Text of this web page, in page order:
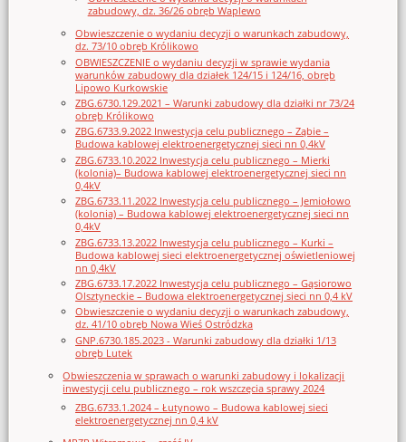
zabudowy, dz. 36/26 obręb Waplewo
Obwieszczenie o wydaniu decyzji o warunkach zabudowy,
dz. 73/10 obręb Królikowo
OBWIESZCZENIE o wydaniu decyzji w sprawie wydania
warunków zabudowy dla działek 124/15 i 124/16, obręb
Lipowo Kurkowskie
ZBG.6730.129.2021 – Warunki zabudowy dla działki nr 73/24
obręb Królikowo
ZBG.6733.9.2022 Inwestycja celu publicznego – Ząbie –
Budowa kablowej elektroenergetycznej sieci nn 0,4kV
ZBG.6733.10.2022 Inwestycja celu publicznego – Mierki
(kolonia)– Budowa kablowej elektroenergetycznej sieci nn
0,4kV
ZBG.6733.11.2022 Inwestycja celu publicznego – Jemiołowo
(kolonia) – Budowa kablowej elektroenergetycznej sieci nn
0,4kV
ZBG.6733.13.2022 Inwestycja celu publicznego – Kurki –
Budowa kablowej sieci elektroenergetycznej oświetleniowej
nn 0,4kV
ZBG.6733.17.2022 Inwestycja celu publicznego – Gąsiorowo
Olsztyneckie – Budowa elektroenergetycznej sieci nn 0,4 kV
Obwieszczenie o wydaniu decyzji o warunkach zabudowy,
dz. 41/10 obręb Nowa Wieś Ostródzka
GNP.6730.185.2023 - Warunki zabudowy dla działki 1/13
obręb Lutek
Obwieszczenia w sprawach o warunki zabudowy i lokalizacji
inwestycji celu publicznego – rok wszczęcia sprawy 2024
ZBG.6733.1.2024 – Łutynowo – Budowa kablowej sieci
elektroenergetycznej nn 0,4 kV